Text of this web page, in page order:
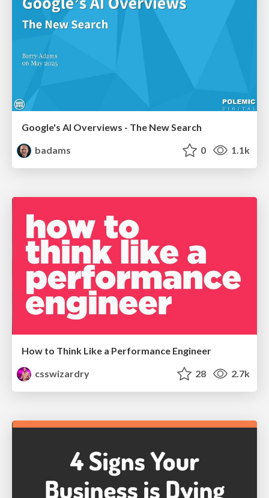
Google's AI Overviews - The New Search
badams
0 1.1k
How to Think Like a Performance Engineer
csswizardry
28 2.7k